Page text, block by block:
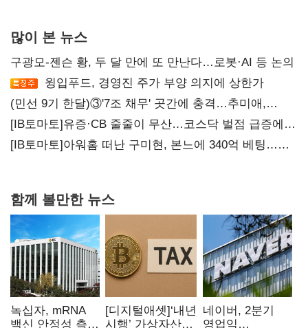
많이 본 뉴스
구광모-젠슨 황, 두 달 만에 또 만난다…로봇·AI 등 논의
윙입푸드, 경영진 주가 부양 의지에 상한가
(민선 9기 한달)③'7조 채무' 곳간에 충격…추미애,
20년만에 '비상재정' 선언 승부수
[IB토마토]유증·CB 줄줄이 무산…코스닥 벌점 급증에
상폐 압박
[IB토마토]아워홈 떠난 구미현, 본느에 340억 베팅…
함께 볼만한 뉴스
녹십자, mRNA
백신 안정성 측정
[디지털애셋]‘내년
시행’ 가상자산
네이버, 2분기
영업익